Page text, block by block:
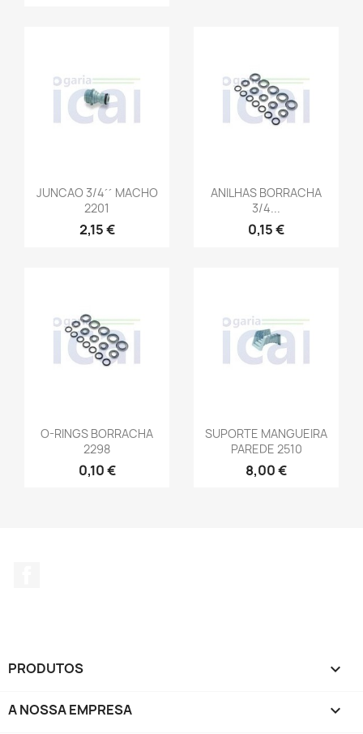
JUNCAO 3/4´´ MACHO
2201
2,15 €
ANILHAS BORRACHA
3/4...
0,15 €
O-RINGS BORRACHA
2298
0,10 €
SUPORTE MANGUEIRA
PAREDE 2510
8,00 €
PRODUTOS 
A NOSSA EMPRESA 